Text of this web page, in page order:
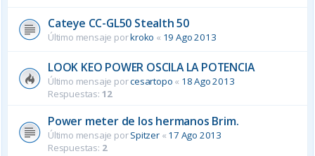
Cateye CC-GL50 Stealth 50
Último mensaje porkroko « 19 Ago 2013
LOOK KEO POWER OSCILA LA POTENCIA
Último mensaje porcesartopo « 18 Ago 2013
Respuestas: 12
Power meter de los hermanos Brim.
Último mensaje porSpitzer« 17 Ago 2013
Respuestas: 2